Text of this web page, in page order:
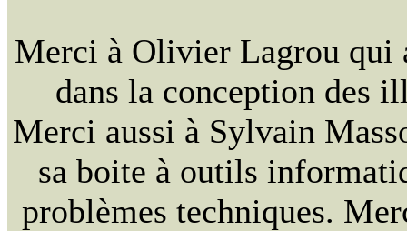
Merci à Olivier Lagrou qui
dans la conception des
Merci aussi à Sylvain
sa boite à outils
problèmes techniques.